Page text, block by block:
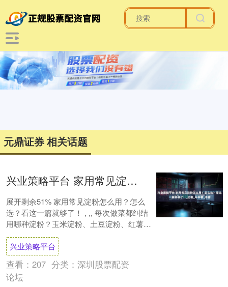
元鼎证券 相关话题
兴业策略平台 家用常见淀粉怎么用？怎么选？看这一篇就够了！_红薯_马铃薯_木薯
展开剩余51% 家用常见淀粉怎么用？怎么
选？看这一篇就够了！ , ,, 每次做菜都纠结
用哪种淀粉？玉米淀粉、土豆淀粉、红薯淀
粉…到底有什么区别？ 别急！一篇帮你....
兴业策略平台
查看： 207 分类： 深圳股票配资
论坛